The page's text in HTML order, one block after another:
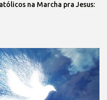
na Marcha pra Jesus: